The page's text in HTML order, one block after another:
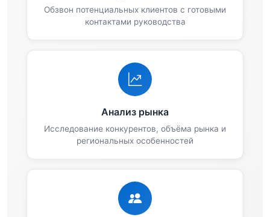
Обзвон потенциальных клиентов с готовыми
контактами руководства
Анализ рынка
Исследование конкурентов, объёма рынка и
региональных особенностей